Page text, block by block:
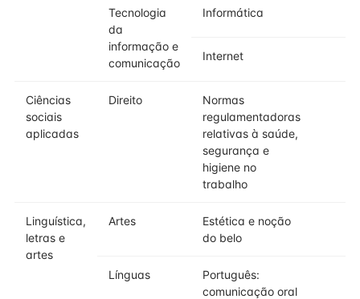
Tecnologia
da
informação e
comunicação
Informática
Internet
Ciências
sociais
aplicadas
Direito
Normas
regulamentadoras
relativas à saúde,
segurança e
higiene no
trabalho
Linguística,
letras e
artes
Artes
Estética e noção
do belo
Línguas
Português:
comunicação oral